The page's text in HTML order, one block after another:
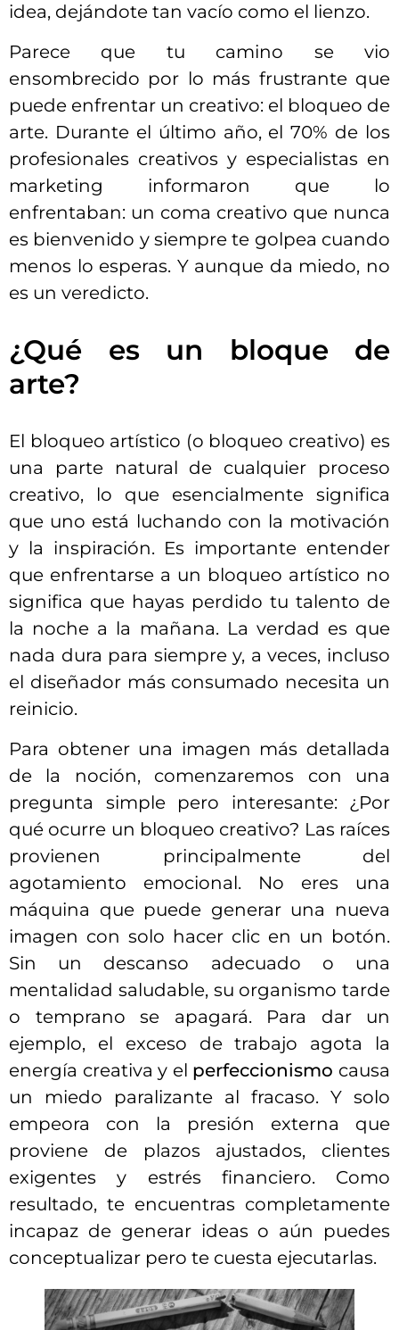
idea, dejándote tan vacío como el lienzo.
Parece que tu camino se vio
ensombrecido por lo más frustrante que
puede enfrentar un creativo: el bloqueo de
arte. Durante el último año, el 70% de los
profesionales creativos y especialistas en
marketing informaron que lo
enfrentaban: un coma creativo que nunca
es bienvenido y siempre te golpea cuando
menos lo esperas. Y aunque da miedo, no
es un veredicto.
¿Qué es un bloque de
arte?
El bloqueo artístico (o bloqueo creativo) es
una parte natural de cualquier proceso
creativo, lo que esencialmente significa
que uno está luchando con la motivación
y la inspiración. Es importante entender
que enfrentarse a un bloqueo artístico no
significa que hayas perdido tu talento de
la noche a la mañana. La verdad es que
nada dura para siempre y, a veces, incluso
el diseñador más consumado necesita un
reinicio.
Para obtener una imagen más detallada
de la noción, comenzaremos con una
pregunta simple pero interesante: ¿Por
qué ocurre un bloqueo creativo? Las raíces
provienen principalmente del
agotamiento emocional. No eres una
máquina que puede generar una nueva
imagen con solo hacer clic en un botón.
Sin un descanso adecuado o una
mentalidad saludable, su organismo tarde
o temprano se apagará. Para dar un
ejemplo, el exceso de trabajo agota la
energía creativa y el perfeccionismo causa
un miedo paralizante al fracaso. Y solo
empeora con la presión externa que
proviene de plazos ajustados, clientes
exigentes y estrés financiero. Como
resultado, te encuentras completamente
incapaz de generar ideas o aún puedes
conceptualizar pero te cuesta ejecutarlas.